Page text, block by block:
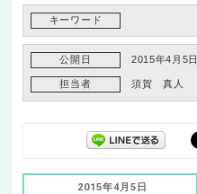
キーワード
公開日 2015年4月5日
担当者 須賀 真人
2015年4月5日